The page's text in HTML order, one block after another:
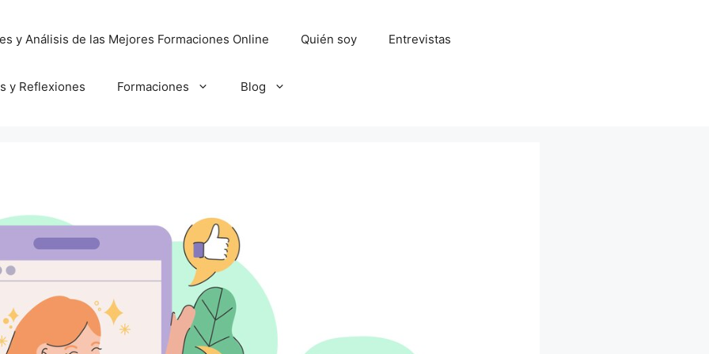
y Análisis de las Mejores Formaciones Online Quién soy Entrevistas
y Reflexiones Formaciones Blog